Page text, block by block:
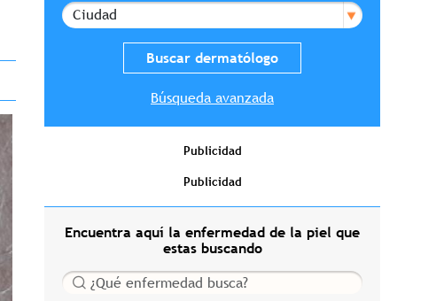
Ciudad
Búsqueda avanzada
Publicidad
Publicidad
Encuentra aquí la enfermedad de la piel que
estas buscando
Buscar